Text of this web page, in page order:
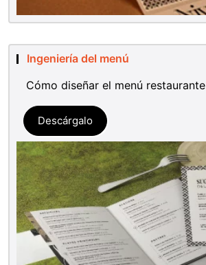
Ingeniería del menú
Cómo diseñar el menú restaurante
Descárgalo